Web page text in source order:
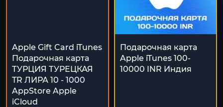
Apple Gift Card iTunes
Подарочная карта
ТУРЦИЯ ТУРЕЦКАЯ
TR ЛИРА 10 - 1000
AppStore Apple
iCloud
Подарочная карта
Apple iTunes 100-
10000 INR Индия